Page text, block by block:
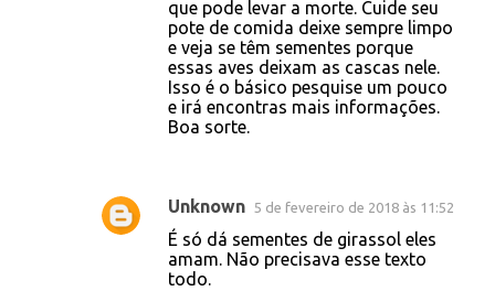
que pode levar a morte. Cuide seu
pote de comida deixe sempre limpo
e veja se têm sementes porque
essas aves deixam as cascas nele.
Isso é o básico pesquise um pouco
e irá encontras mais informações.
Boa sorte.
Unknown 5 de fevereiro de 2018 às 11:52
É só dá sementes de girassol eles
amam. Não precisava esse texto
todo.